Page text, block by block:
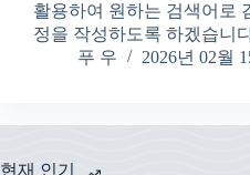
활용하여 원하는 검색어로
정을 작성하도록 하겠습니
푸 우
2026년 02월
현재 인기